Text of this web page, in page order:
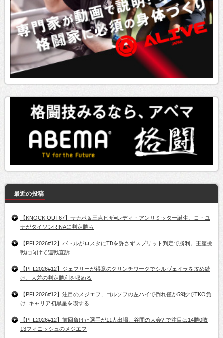
最近の投稿
【KNOCK OUT67】サカボ＆三点ヒザ=レディ・アンリミッター誕生。コ・ユ
ナがタイソンRINAに判定勝ち
【PFL2026#12】バトルがロスタにTDを許さずスプリット判定で勝利。王座挑
戦に向けて連戦直訴
【PFL2026#12】ジェフリーが得意のクリンチワークでシルヴェイラを攻め続
け、大差の判定勝利を収める
【PFL2026#12】注目のメジエフ、ゴルソフの左ハイで倒れ僅か59秒でTKO負
け=キャリア初黒星を喫する
【PFL2026#12】前回負けた選手が11人出場、谷間の大会?!で注目は14勝0敗
13フィニッシュのメジエフ